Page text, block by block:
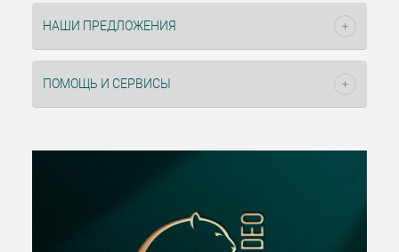
НАШИ ПРЕДЛОЖЕНИЯ
ПОМОЩЬ И СЕРВИСЫ